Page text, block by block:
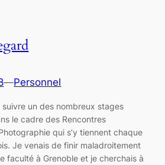
—Personnel
suivre un des nombreux stages
le cadre des Rencontres
qui s’y tiennent chaque
Je venais de finir maladroitement
faculté à Grenoble et je cherchais à